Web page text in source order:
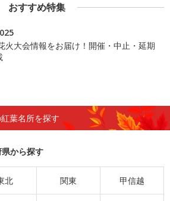
おすすめ特集
火大会情報をお届け！開催・中止・延期
葉名所を探す
から探す
北 関東 甲信越